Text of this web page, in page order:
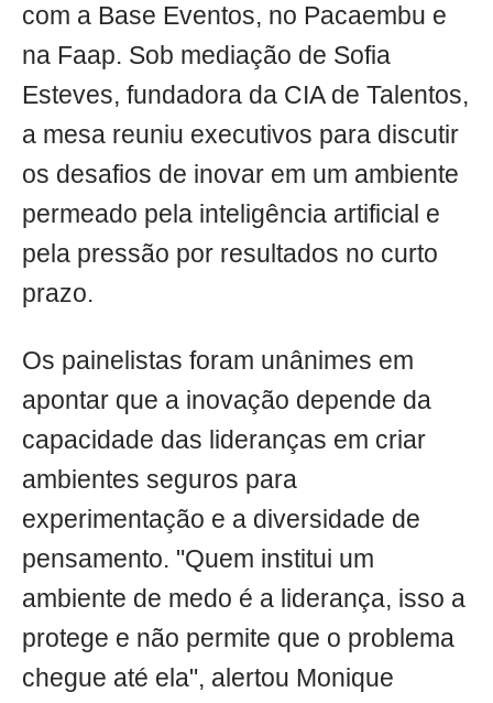
com a Base Eventos, no Pacaembu e
na Faap. Sob mediação de Sofia
Esteves, fundadora da CIA de Talentos,
a mesa reuniu executivos para discutir
os desafios de inovar em um ambiente
permeado pela inteligência artificial e
pela pressão por resultados no curto
prazo.
Os painelistas foram unânimes em
apontar que a inovação depende da
capacidade das lideranças em criar
ambientes seguros para
experimentação e a diversidade de
pensamento. "Quem institui um
ambiente de medo é a liderança, isso a
protege e não permite que o problema
chegue até ela", alertou Monique